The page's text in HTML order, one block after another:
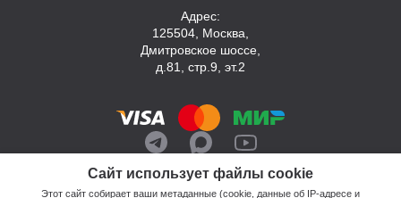
Сайт использует файлы cookie
Этот сайт собирает ваши метаданные (cookie, данные об IP-адресе и
Адрес:
125504, Москва,
Дмитровское шоссе,
д.81, стр.9, эт.2